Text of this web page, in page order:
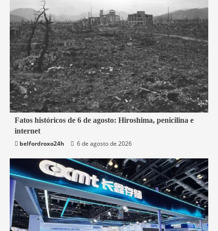
2 min read
Mundo
Fatos históricos de 6 de agosto: Hiroshima, penicilina e
internet
belfordroxo24h
6 de agosto de 2026